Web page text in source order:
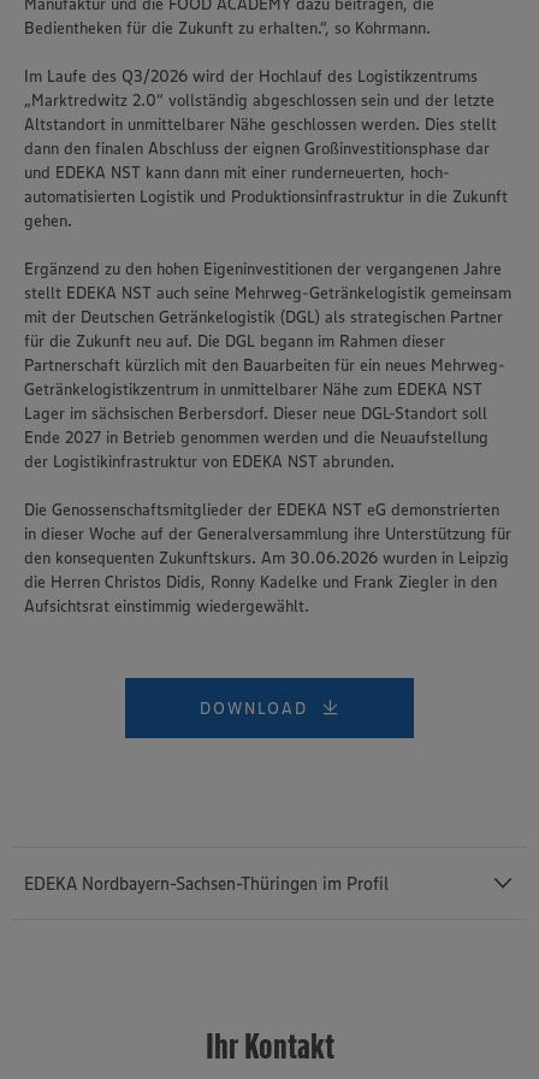
Bedientheken für die Zukunft zu erhalten.“, so Kohrmann.
Im Laufe des Q3/2026 wird der Hochlauf des Logistikzentrums
„Marktredwitz 2.0“ vollständig abgeschlossen sein und der letzte
Altstandort in unmittelbarer Nähe geschlossen werden. Dies stellt
dann den finalen Abschluss der eignen Großinvestitionsphase dar
und EDEKA NST kann dann mit einer runderneuerten, hoch-
automatisierten Logistik und Produktionsinfrastruktur in die Zukunft
gehen.
Ergänzend zu den hohen Eigeninvestitionen der vergangenen Jahre
stellt EDEKA NST auch seine Mehrweg-Getränkelogistik gemeinsam
mit der Deutschen Getränkelogistik (DGL) als strategischen Partner
für die Zukunft neu auf. Die DGL begann im Rahmen dieser
Partnerschaft kürzlich mit den Bauarbeiten für ein neues Mehrweg-
Getränkelogistikzentrum in unmittelbarer Nähe zum EDEKA NST
Lager im sächsischen Berbersdorf. Dieser neue DGL-Standort soll
Ende 2027 in Betrieb genommen werden und die Neuaufstellung
der Logistikinfrastruktur von EDEKA NST abrunden.
Die Genossenschaftsmitglieder der EDEKA NST eG demonstrierten
in dieser Woche auf der Generalversammlung ihre Unterstützung für
den konsequenten Zukunftskurs. Am 30.06.2026 wurden in Leipzig
die Herren Christos Didis, Ronny Kadelke und Frank Ziegler in den
Aufsichtsrat einstimmig wiedergewählt.
DOWNLOAD
EDEKA Nordbayern-Sachsen-Thüringen im Profil
genossenschaftlich organisierten EDEKA-Verbundes. Die
Genossenschaft als Keimzelle der Unternehmensgruppe wurde vor
Ihr Kontakt